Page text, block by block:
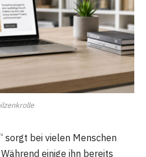
sorgt bei vielen Menschen
einige ihn bereits